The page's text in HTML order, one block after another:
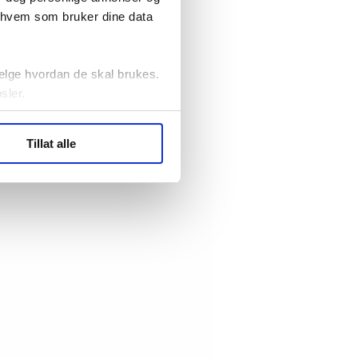
som bruker dine data
hvordan de skal brukes.
statistikk.
Tillat alle